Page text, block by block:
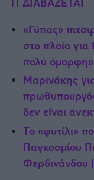
«Γύπας»
στο πλοίο
πολύ
Μαρινάκης
δεν είναι
Το «φυτίλι»
Παγκοσμίου
Φερδινάνδου